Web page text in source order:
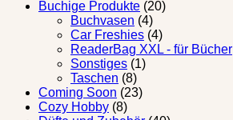
Buchige Produkte (20)
Buchvasen (4)
Car Freshies (4)
ReaderBag XXL - für Bücher
Sonstiges (1)
Taschen (8)
Coming Soon (23)
Cozy Hobby (8)